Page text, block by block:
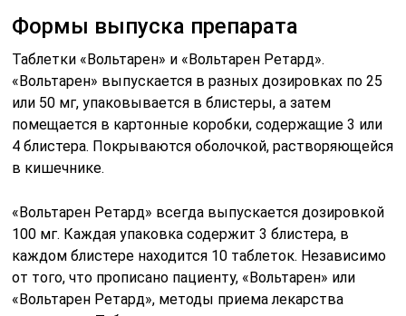
Формы выпуска препарата
Таблетки «Вольтарен» и «Вольтарен Ретард».
«Вольтарен» выпускается в разных дозировках по 25
или 50 мг, упаковывается в блистеры, а затем
помещается в картонные коробки, содержащие 3 или
4 блистера. Покрываются оболочкой, растворяющейся
в кишечнике.
«Вольтарен Ретард» всегда выпускается дозировкой
100 мг. Каждая упаковка содержит 3 блистера, в
каждом блистере находится 10 таблеток. Независимо
от того, что прописано пациенту, «Вольтарен» или
«Вольтарен Ретард», методы приема лекарства